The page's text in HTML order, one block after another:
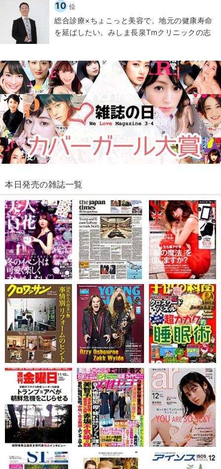
10 位
総合診療×ちょこっと美容で、地元の健康寿命
を延ばしたい。みしま長泉Tmクリニックの志
本日発売の雑誌一覧